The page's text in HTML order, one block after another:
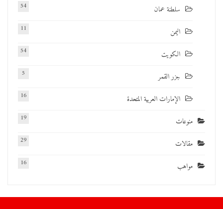
سلطنة عمان 54
اليمن 11
الكويت 54
جزر القمر 5
الإمارات العربية المتحدة 16
منوعات 19
مقالات 29
مواهب 16